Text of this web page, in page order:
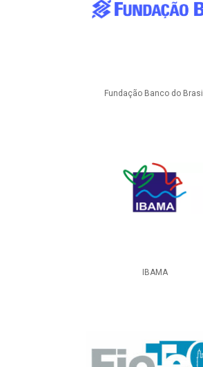
Fundação Banco do Brasil
IBAMA